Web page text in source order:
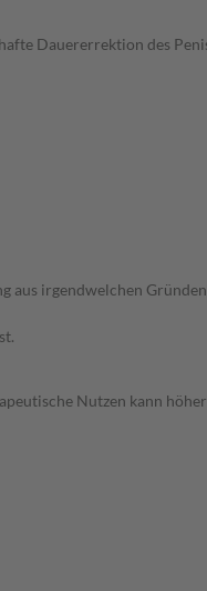
Dauererrektion des
irgendwelchen
Nutzen kann